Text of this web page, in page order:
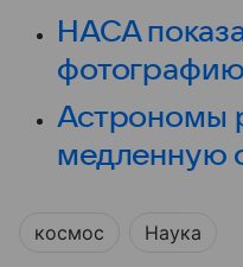
НАСА
Астрономы
медленную
космос Наука